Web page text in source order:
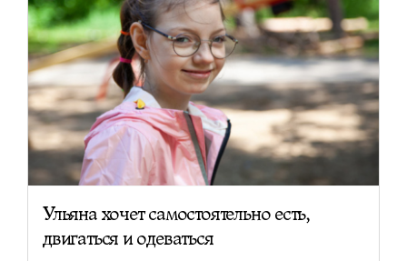
Ульяна хочет самостоятельно есть,
двигаться и одеваться